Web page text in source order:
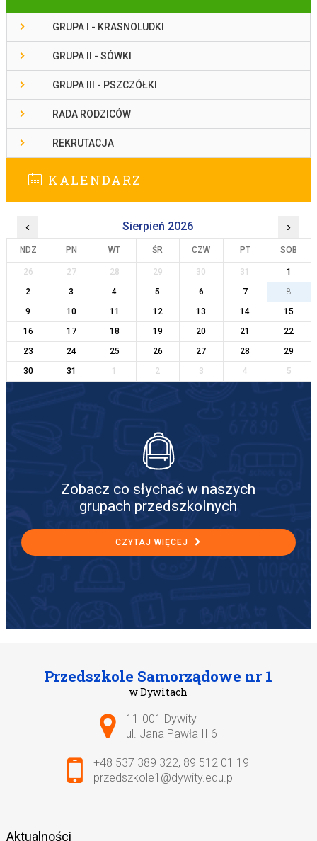
GRUPA I - KRASNOLUDKI
GRUPA II - SÓWKI
GRUPA III - PSZCZÓŁKI
RADA RODZICÓW
REKRUTACJA
KALENDARZ
‹ Sierpień 2026 ›
NDZ PN WT ŚR CZW PT SOB
26 27 28 29 30 31
1
2
3 4 5 6 7
8
9
10 11 12 13 14
15
16
17 18 19 20 21
22
23
24 25 26 27 28
29
30
31 1 2 3 4 5
Zobacz co słychać w naszych
grupach przedszkolnych
CZYTAJ WIĘCEJ
Przedszkole Samorządowe nr 1
w Dywitach
Adres pocztowy:
11-001 Dywity
ul. Jana Pawła II 6
+48 537 389 322, 89 512 01 19
przedszkole1@dywity.edu.pl
Aktualności